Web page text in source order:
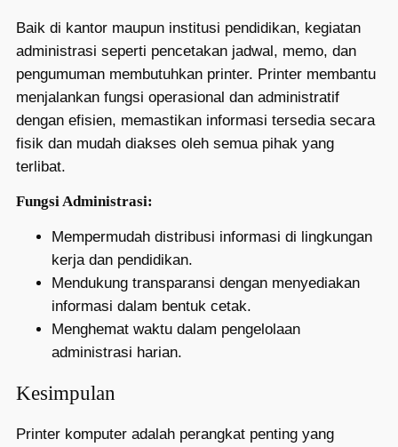
Baik di kantor maupun institusi pendidikan, kegiatan
administrasi seperti pencetakan jadwal, memo, dan
pengumuman membutuhkan printer. Printer membantu
menjalankan fungsi operasional dan administratif
dengan efisien, memastikan informasi tersedia secara
fisik dan mudah diakses oleh semua pihak yang
terlibat.
Fungsi Administrasi:
Mempermudah distribusi informasi di lingkungan
kerja dan pendidikan.
Mendukung transparansi dengan menyediakan
informasi dalam bentuk cetak.
Menghemat waktu dalam pengelolaan
administrasi harian.
Kesimpulan
Printer komputer adalah perangkat penting yang